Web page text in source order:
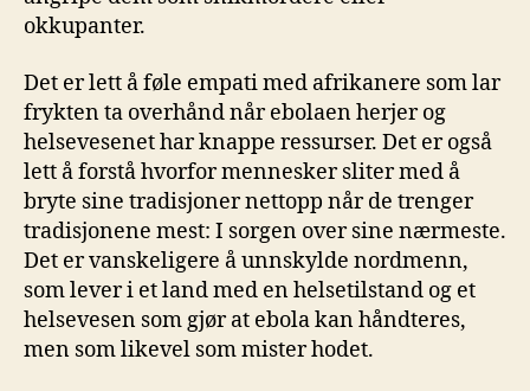
okkupanter.
Det er lett å føle empati med afrikanere som lar
frykten ta overhånd når ebolaen herjer og
helsevesenet har knappe ressurser. Det er også
lett å forstå hvorfor mennesker sliter med å
bryte sine tradisjoner nettopp når de trenger
tradisjonene mest: I sorgen over sine nærmeste.
Det er vanskeligere å unnskylde nordmenn,
som lever i et land med en helsetilstand og et
helsevesen som gjør at ebola kan håndteres,
men som likevel som mister hodet.